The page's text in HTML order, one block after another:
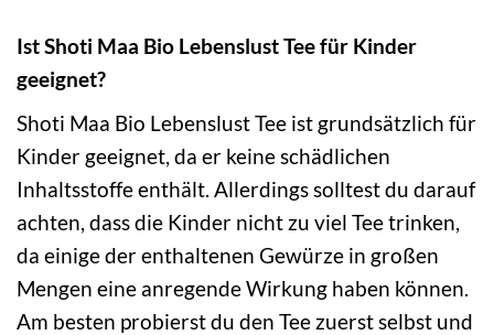
Ist Shoti Maa Bio Lebenslust Tee für Kinder
geeignet?
Shoti Maa Bio Lebenslust Tee ist grundsätzlich für
Kinder geeignet, da er keine schädlichen
Inhaltsstoffe enthält. Allerdings solltest du darauf
achten, dass die Kinder nicht zu viel Tee trinken,
da einige der enthaltenen Gewürze in großen
Mengen eine anregende Wirkung haben können.
Am besten probierst du den Tee zuerst selbst und